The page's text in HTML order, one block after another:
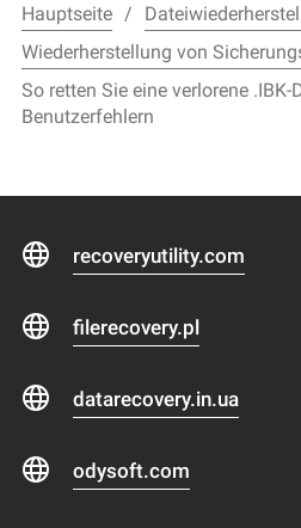
Hauptseite
Wiederherstellung von
So retten Sie eine verlorene
Benutzerfehlern
recoveryutility.com
filerecovery.pl
datarecovery.in.ua
odysoft.com